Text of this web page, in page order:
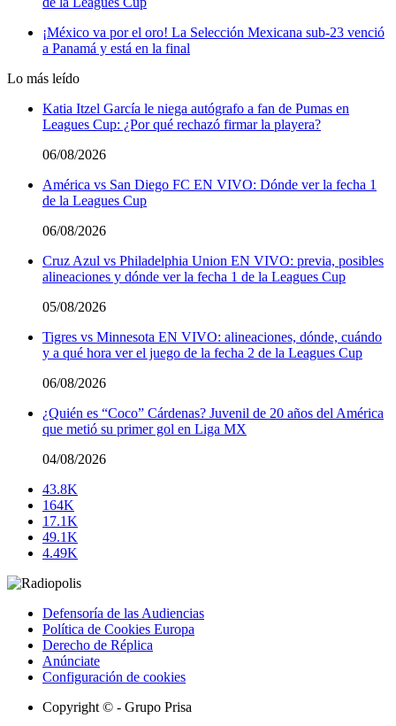
¡México va por el oro! La Selección Mexicana sub-23 venció
a Panamá y está en la final
Lo más leído
Katia Itzel García le niega autógrafo a fan de Pumas en
Leagues Cup: ¿Por qué rechazó firmar la playera?
06/08/2026
América vs San Diego FC EN VIVO: Dónde ver la fecha 1
de la Leagues Cup
06/08/2026
Cruz Azul vs Philadelphia Union EN VIVO: previa, posibles
alineaciones y dónde ver la fecha 1 de la Leagues Cup
05/08/2026
Tigres vs Minnesota EN VIVO: alineaciones, dónde, cuándo
y a qué hora ver el juego de la fecha 2 de la Leagues Cup
06/08/2026
¿Quién es “Coco” Cárdenas? Juvenil de 20 años del América
que metió su primer gol en Liga MX
04/08/2026
43.8K
164K
17.1K
49.1K
4.49K
Defensoría de las Audiencias
Política de Cookies Europa
Derecho de Réplica
Anúnciate
Configuración de cookies
Copyright © - Grupo Prisa